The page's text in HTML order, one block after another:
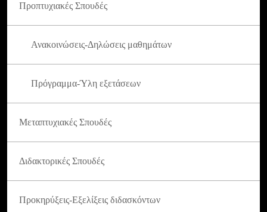
Προπτυχιακές Σπουδές
Ανακοινώσεις-Δηλώσεις μαθημάτων
Πρόγραμμα-Ύλη εξετάσεων
Μεταπτυχιακές Σπουδές
Διδακτορικές Σπουδές
Προκηρύξεις-Εξελίξεις διδασκόντων